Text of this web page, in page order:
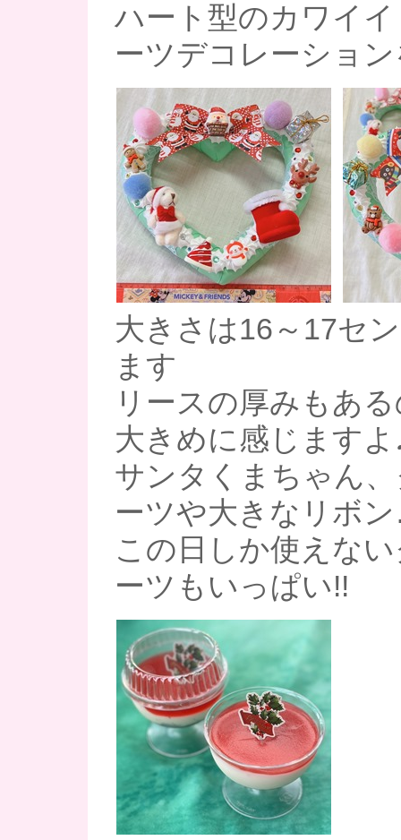
ハート型のカワイ
ーツデコレーショ
大きさは16～17セ
ます
リースの厚みもあ
大きめに感じますよ
サンタくまちゃん
ーツや大きなリボ
この日しか使えな
ーツもいっぱい!!